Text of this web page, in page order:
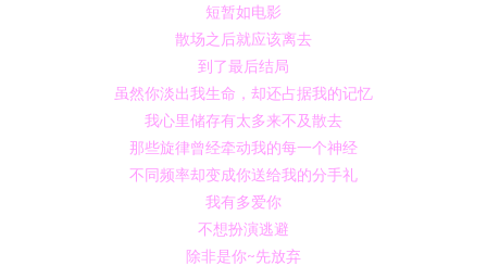
短暂如电影
散场之后就应该离去
到了最后结局
虽然你淡出我生命，却还占据我的记忆
我心里储存有太多来不及散去
那些旋律曾经牵动我的每一个神经
不同频率却变成你送给我的分手礼
我有多爱你
不想扮演逃避
除非是你~先放弃